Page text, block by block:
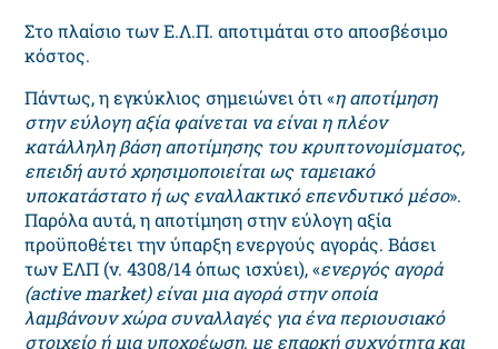
Στο πλαίσιο των Ε.Λ.Π. αποτιμάται στο αποσβέσιμο
κόστος.
Πάντως, η εγκύκλιος σημειώνει ότι «η αποτίμηση
στην εύλογη αξία φαίνεται να είναι η πλέον
κατάλληλη βάση αποτίμησης του κρυπτονομίσματος,
επειδή αυτό χρησιμοποιείται ως ταμειακό
υποκατάστατο ή ως εναλλακτικό επενδυτικό μέσο».
Παρόλα αυτά, η αποτίμηση στην εύλογη αξία
προϋποθέτει την ύπαρξη ενεργούς αγοράς. Βάσει
των ΕΛΠ (ν. 4308/14 όπως ισχύει), «ενεργός αγορά
(active market) είναι μια αγορά στην οποία
λαμβάνουν χώρα συναλλαγές για ένα περιουσιακό
στοιχείο ή μια υποχρέωση, με επαρκή συχνότητα και